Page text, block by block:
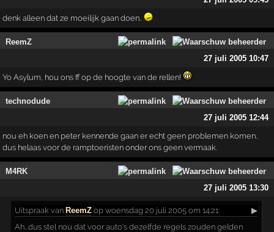
denk alleen dat ze moeilijk gaan doen..
ReemZ
27 juli 2005 10:47
Yo Asylum, hou ons ff op de hoogte van de rellen!
technodude
27 juli 2005 12:44
nou eh koen en peter kennende gaan er echt geen problemen komen..
dus helaas voor de ramptoeristen onder ons geen vermaak.
M4RK
27 juli 2005 13:30
Uitspraak van ReemZ op woensdag 20 juli 2005 om 14:21:
▶
Ah...dus stel nou dat voor auto's dezelfde regels zouden gelden